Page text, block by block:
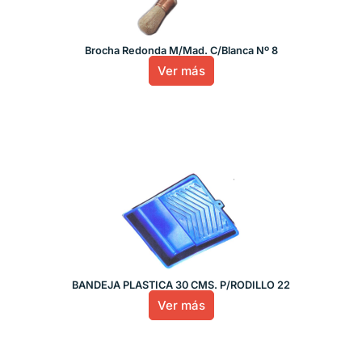
Brocha Redonda M/Mad. C/Blanca Nº 8
Ver más
BANDEJA PLASTICA 30 CMS. P/RODILLO 22
Ver más